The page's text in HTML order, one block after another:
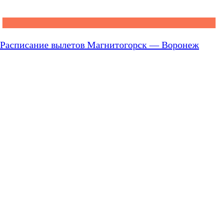
Расписание вылетов Магнитогорск — Воронеж